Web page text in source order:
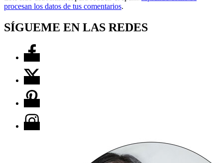
procesan los datos de tus comentarios.
SÍGUEME EN LAS REDES